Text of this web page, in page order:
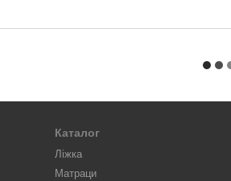
Каталог
Ліжка
Матраци